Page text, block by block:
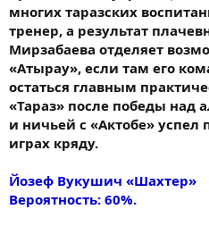
многих таразских
тренер, а результат
Мирзабаева отделяет
«Атырау», если там его
остаться главным
«Тараз» после победы над
и ничьей с «Актобе» успел
играх кряду.
Йозеф Вукушич «Шахтер»
Вероятность: 60%.